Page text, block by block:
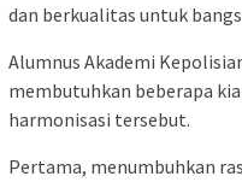
dan berkualitas untuk
Alumnus Akademi
membutuhkan beberapa
harmonisasi tersebut.
Pertama, menumbuhkan